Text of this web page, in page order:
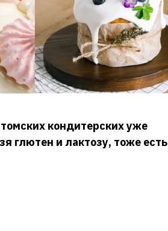
кондитерских уже
глютен и лактозу, тоже есть